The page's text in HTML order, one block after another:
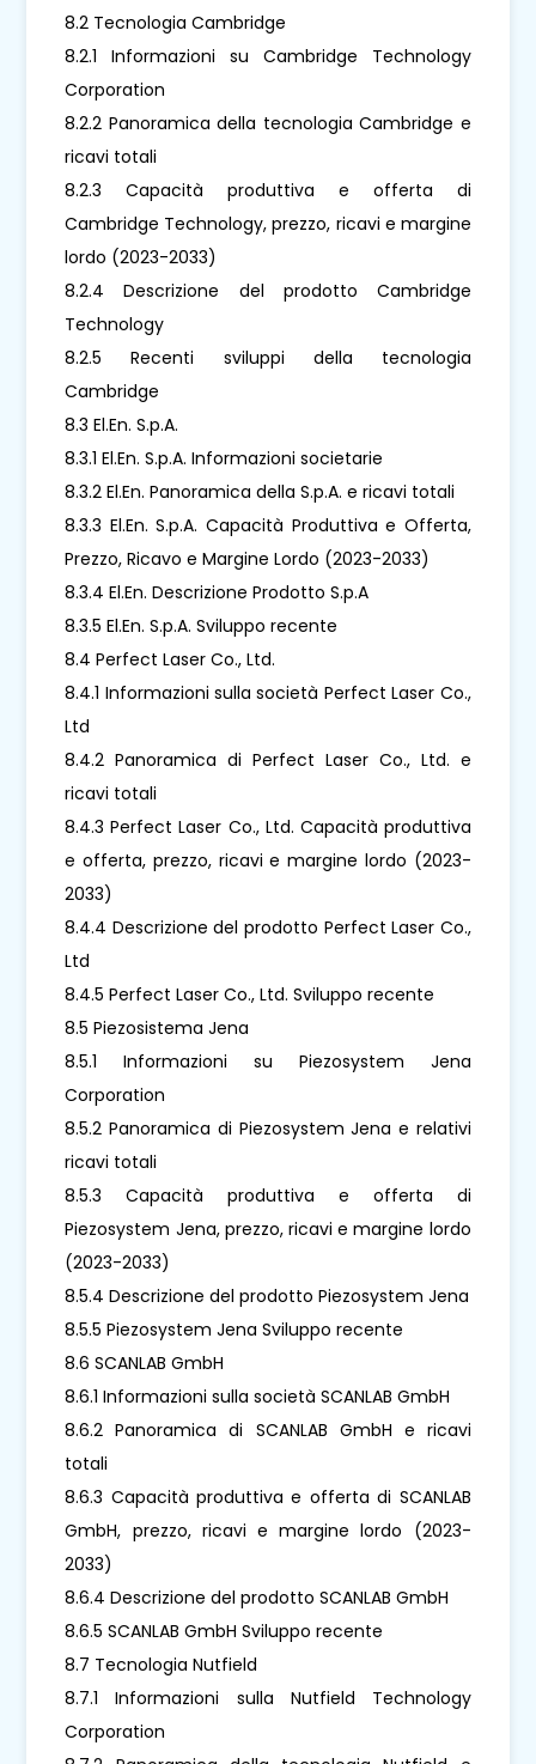
8.2 Tecnologia Cambridge
8.2.1 Informazioni su Cambridge Technology
Corporation
8.2.2 Panoramica della tecnologia Cambridge e
ricavi totali
8.2.3 Capacità produttiva e offerta di
Cambridge Technology, prezzo, ricavi e margine
lordo (2023-2033)
8.2.4 Descrizione del prodotto Cambridge
Technology
8.2.5 Recenti sviluppi della tecnologia
Cambridge
8.3 El.En. S.p.A.
8.3.1 El.En. S.p.A. Informazioni societarie
8.3.2 El.En. Panoramica della S.p.A. e ricavi totali
8.3.3 El.En. S.p.A. Capacità Produttiva e Offerta,
Prezzo, Ricavo e Margine Lordo (2023-2033)
8.3.4 El.En. Descrizione Prodotto S.p.A
8.3.5 El.En. S.p.A. Sviluppo recente
8.4 Perfect Laser Co., Ltd.
8.4.1 Informazioni sulla società Perfect Laser Co.,
Ltd
8.4.2 Panoramica di Perfect Laser Co., Ltd. e
ricavi totali
8.4.3 Perfect Laser Co., Ltd. Capacità produttiva
e offerta, prezzo, ricavi e margine lordo (2023-
2033)
8.4.4 Descrizione del prodotto Perfect Laser Co.,
Ltd
8.4.5 Perfect Laser Co., Ltd. Sviluppo recente
8.5 Piezosistema Jena
8.5.1 Informazioni su Piezosystem Jena
Corporation
8.5.2 Panoramica di Piezosystem Jena e relativi
ricavi totali
8.5.3 Capacità produttiva e offerta di
Piezosystem Jena, prezzo, ricavi e margine lordo
(2023-2033)
8.5.4 Descrizione del prodotto Piezosystem Jena
8.5.5 Piezosystem Jena Sviluppo recente
8.6 SCANLAB GmbH
8.6.1 Informazioni sulla società SCANLAB GmbH
8.6.2 Panoramica di SCANLAB GmbH e ricavi
totali
8.6.3 Capacità produttiva e offerta di SCANLAB
GmbH, prezzo, ricavi e margine lordo (2023-
2033)
8.6.4 Descrizione del prodotto SCANLAB GmbH
8.6.5 SCANLAB GmbH Sviluppo recente
8.7 Tecnologia Nutfield
8.7.1 Informazioni sulla Nutfield Technology
Corporation